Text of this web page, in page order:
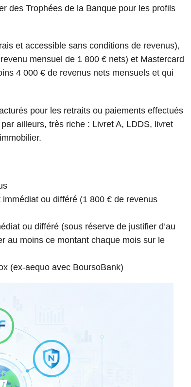
des Trophées de la Banque pour les profils
et accessible sans conditions de revenus),
mensuel de 1 800 € nets) et Mastercard
4 000 € de revenus nets mensuels et qui
pour les retraits ou paiements effectués
ailleurs, très riche : Livret A, LDDS, livret
ou différé (1 800 € de revenus
ou différé (sous réserve de justifier d’au
au moins ce montant chaque mois sur le
(ex-aequo avec BoursoBank)